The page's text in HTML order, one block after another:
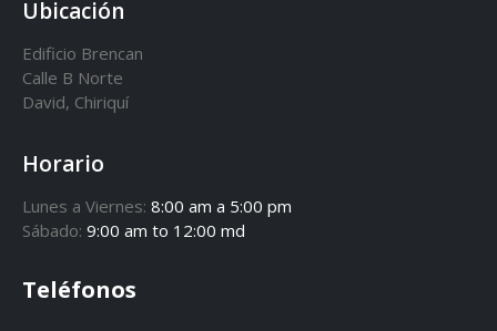
Ubicación
Edificio Brencan
Calle B Norte
David, Chiriquí
Horario
Lunes a Viernes: 8:00 am a 5:00 pm
Sábado: 9:00 am to 12:00 md
Teléfonos